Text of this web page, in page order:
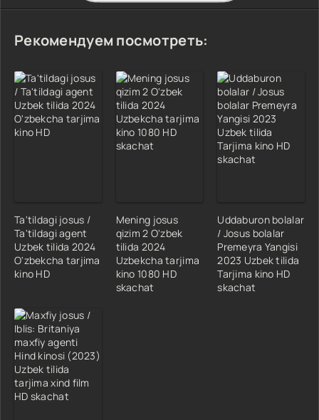
Рекомендуем посмотреть:
Ta'tildagi josus /
Ta'tildagi agent
Uzbek tilida 2024
O'zbekcha tarjima
kino HD
Mening josus
qizim 2 O'zbek
tilida 2024
Uzbekcha tarjima
kino 1080 HD
skachat
Uddaburon bolalar
/ Josus bolalar
Premeyra Yangisi
2023 Uzbek tilida
Tarjima kino HD
skachat